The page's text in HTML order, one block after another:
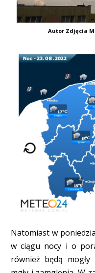
Autor Zdjęcia
Natomiast w
w ciągu nocy i o
również będą